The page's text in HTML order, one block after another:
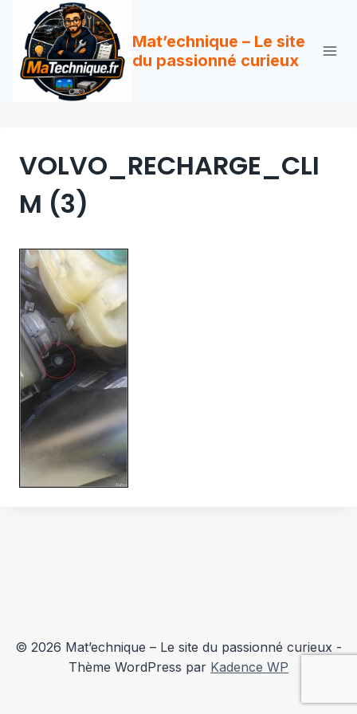
contenu
Mat’echnique – Le site
du passionné curieux
VOLVO_RECHARGE_CLI
M (3)
© 2026 Mat’echnique – Le site du passionné curieux -
Thème WordPress par Kadence WP